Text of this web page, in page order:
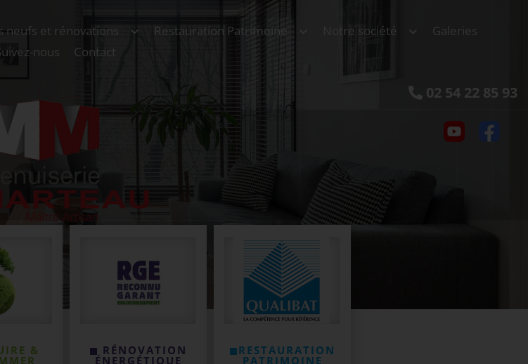
neufs et rénovations Restauration Patrimoine Notre société
Galeries
nous
Contact
02 54 22 85 93
& RÉNOVATION
ÉNERGÉTIQUE
RESTAURATION
PATRIMOINE